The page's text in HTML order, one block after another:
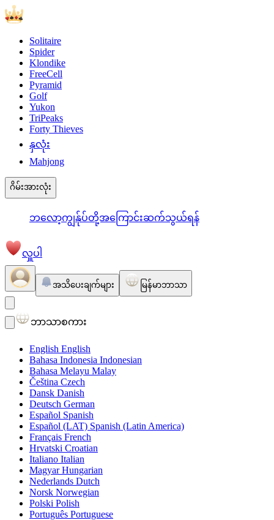
Solitaire
Spider
Klondike
FreeCell
Pyramid
Golf
Yukon
TriPeaks
Forty Thieves
နှလုံး
Mahjong
ဂိမ်းအားလုံး
ဘလော့ကျွန်ုပ်တို့အကြောင်းဆက်သွယ်ရန်
လှူပါ
အသိပေးချက်များ မြန်မာဘာသာ
ဘာသာစကား
English English
Bahasa Indonesia Indonesian
Bahasa Melayu Malay
Čeština Czech
Dansk Danish
Deutsch German
Español Spanish
Español (LAT) Spanish (Latin America)
Français French
Hrvatski Croatian
Italiano Italian
Magyar Hungarian
Nederlands Dutch
Norsk Norwegian
Polski Polish
Português Portuguese